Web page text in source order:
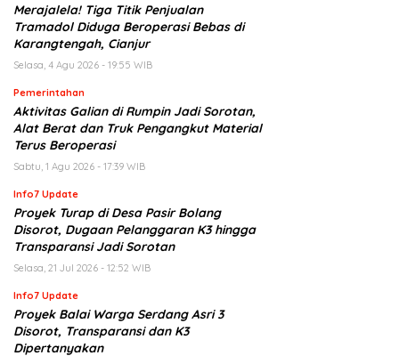
Merajalela! Tiga Titik Penjualan
Tramadol Diduga Beroperasi Bebas di
Karangtengah, Cianjur
Selasa, 4 Agu 2026 - 19:55 WIB
Pemerintahan
Aktivitas Galian di Rumpin Jadi Sorotan,
Alat Berat dan Truk Pengangkut Material
Terus Beroperasi
Sabtu, 1 Agu 2026 - 17:39 WIB
Info7 Update
Proyek Turap di Desa Pasir Bolang
Disorot, Dugaan Pelanggaran K3 hingga
Transparansi Jadi Sorotan
Selasa, 21 Jul 2026 - 12:52 WIB
Info7 Update
Proyek Balai Warga Serdang Asri 3
Disorot, Transparansi dan K3
Dipertanyakan